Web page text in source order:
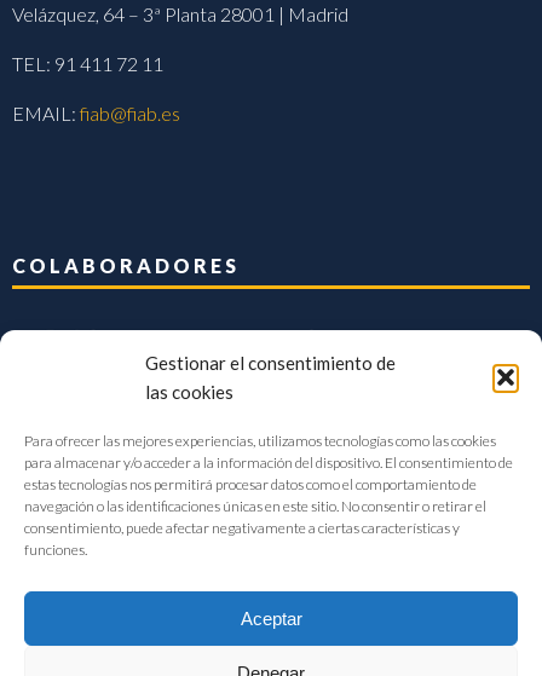
Gestionar el consentimiento de
las cookies
Para ofrecer las mejores experiencias, utilizamos tecnologías como las cookies
para almacenar y/o acceder a la información del dispositivo. El consentimiento de
estas tecnologías nos permitirá procesar datos como el comportamiento de
navegación o las identificaciones únicas en este sitio. No consentir o retirar el
consentimiento, puede afectar negativamente a ciertas características y
funciones.
Aceptar
Velázquez, 64 – 3ª Planta 28001 | Madrid
TEL: 91 411 72 11
EMAIL:fiab@fiab.es
COLABORADORES